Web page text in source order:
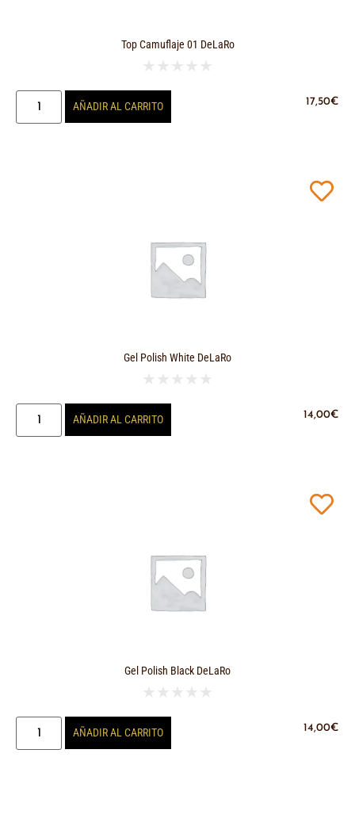
Top Camuflaje 01 DeLaRo
★ ★ ★ ★ ★
17,50€
AÑADIR AL CARRITO
Gel Polish White DeLaRo
★ ★ ★ ★ ★
14,00€
AÑADIR AL CARRITO
Gel Polish Black DeLaRo
★ ★ ★ ★ ★
14,00€
AÑADIR AL CARRITO